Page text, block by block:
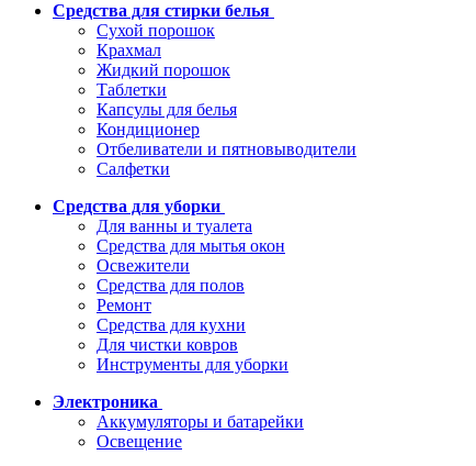
Средства для стирки белья
Сухой порошок
Крахмал
Жидкий порошок
Таблетки
Капсулы для белья
Кондиционер
Отбеливатели и пятновыводители
Салфетки
Средства для уборки
Для ванны и туалета
Средства для мытья окон
Освежители
Средства для полов
Ремонт
Средства для кухни
Для чистки ковров
Инструменты для уборки
Электроника
Аккумуляторы и батарейки
Освещение